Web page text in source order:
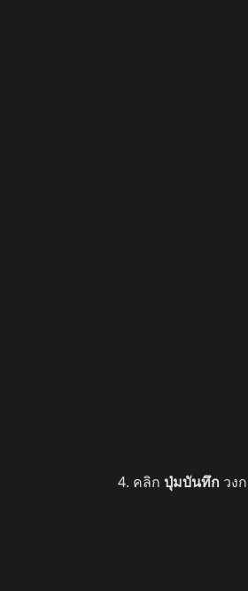
คลิก ปุ่มบันทึก วง